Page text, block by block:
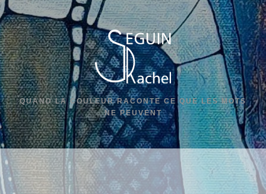
QUAND LA COULEUR RACONTE CE QUE LES MOTS
NE PEUVENT